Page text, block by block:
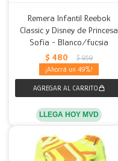
Remera Infantil Reebok
Classic y Disney de Princesa
Sofía - Blanco/fucsia
$ 480 $ 959
49
LLEGA HOY MVD